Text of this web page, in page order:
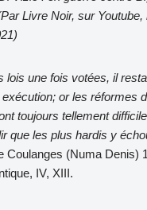
Livre Noir, sur Youtube,
une fois votées, il
or les réformes
toujours tellement
que les plus hardis y
Coulanges (Numa Denis)
IV, XIII.